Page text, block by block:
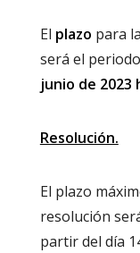
El plazo para
será el
junio de 2023
Resolución.
El plazo
resolución
partir del día